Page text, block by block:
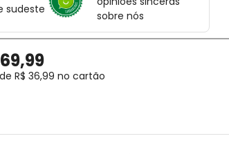
sudeste
sobre nós
,99
R$ 36,99 no cartão